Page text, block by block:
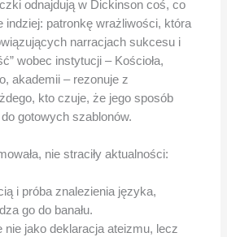
odnajdują w Dickinson coś, co
indziej: patronkę wrażliwości, która
narracjach sukcesu i
wobec instytucji – Kościoła,
akademii – rezonuje z
kto czuje, że jego sposób
gotowych szablonów.
nie straciły aktualności:
i próba znalezienia języka,
go do banału.
nie jako deklaracja ateizmu, lecz